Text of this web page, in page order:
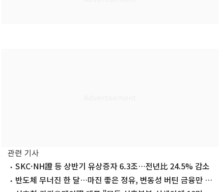
관련 기사
SKC·NH證 등 상반기 유상증자 6.3조…전년比 24.5% 감소
반도체 무너진 한 달…마진 좋은 정유, 변동성 버틴 금융만 살